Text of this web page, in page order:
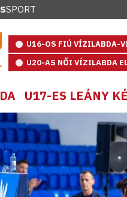
SPORT
U16-OS FIÚ VÍZILABDA-
U20-AS NŐI VÍZILABDA
U17-ES LEÁNY